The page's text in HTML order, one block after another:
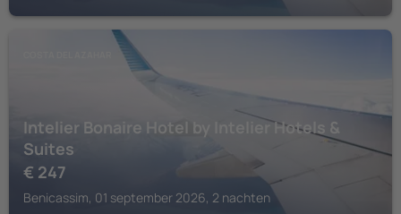
Intelier Bonaire Hotel by Intelier Hotels &
Suites
€ 247
Benicassim, 01 september 2026, 2 nachten